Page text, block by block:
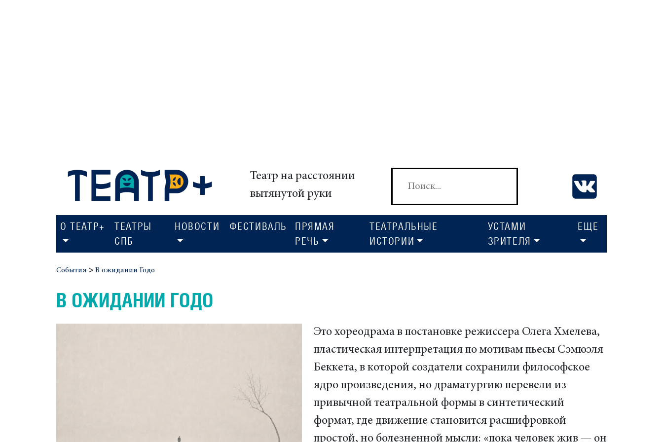
Театр на расстоянии
вытянутой руки
О ТЕАТР+
ТЕАТРЫ
СПБ
НОВОСТИ ФЕСТИВАЛЬ
ПРЯМАЯ
РЕЧЬ
ТЕАТРАЛЬНЫЕ
ИСТОРИИ
УСТАМИ
ЗРИТЕЛЯ
ЕЩЕ
События > В ожидании Годо
В ОЖИДАНИИ ГОДО
Это хореодрама в постановке режиссера Олега Хмелева,
пластическая интерпретация по мотивам пьесы Сэмюэля
Беккета, в которой создатели сохранили философское
ядро произведения, но драматургию перевели из
привычной театральной формы в синтетический
формат, где движение становится расшифровкой
простой, но болезненной мысли: «пока человек жив — он